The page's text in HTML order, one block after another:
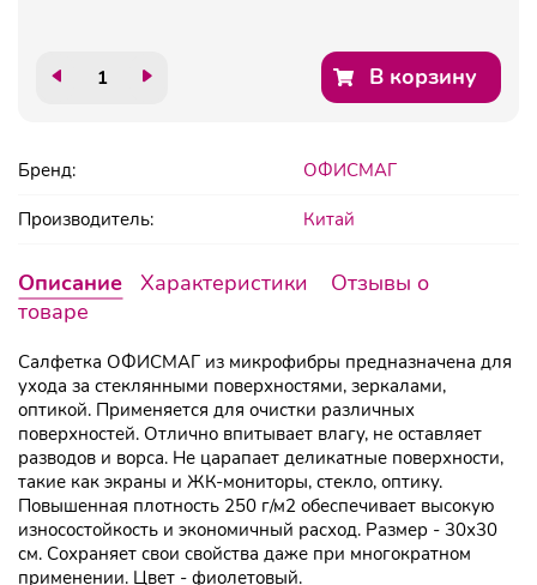
В корзину
Бренд: ОФИСМАГ
Производитель: Китай
Описание Характеристики
Отзывы о
товаре
Салфетка ОФИСМАГ из микрофибры предназначена для
ухода за стеклянными поверхностями, зеркалами,
оптикой. Применяется для очистки различных
поверхностей. Отлично впитывает влагу, не оставляет
разводов и ворса. Не царапает деликатные поверхности,
такие как экраны и ЖК-мониторы, стекло, оптику.
Повышенная плотность 250 г/м2 обеспечивает высокую
износостойкость и экономичный расход. Размер - 30х30
см. Сохраняет свои свойства даже при многократном
применении. Цвет - фиолетовый.